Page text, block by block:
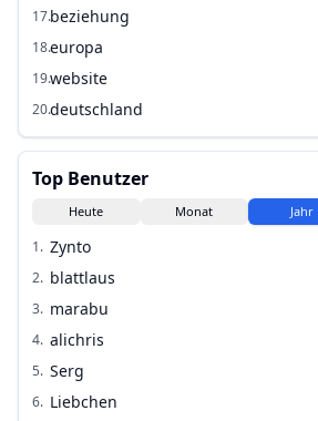
17.beziehung
18.europa
19.website
20.deutschland
Top Benutzer
Heute Monat Jahr
1. Zynto
2. blattlaus
3. marabu
4. alichris
5. Serg
6. Liebchen